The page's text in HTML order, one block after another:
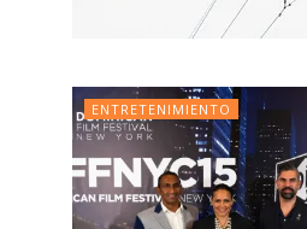
ENTRETENIMIENTO